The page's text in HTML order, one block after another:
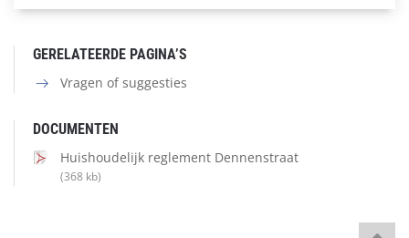
GERELATEERDE PAGINA’S
Vragen of suggesties
DOCUMENTEN
Huishoudelijk reglement Dennenstraat
(368 kb)